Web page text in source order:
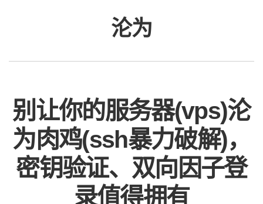
沦为
别让你的服务器(vps)沦
为肉鸡(ssh暴力破解)，
密钥验证、双向因子登
录值得拥有